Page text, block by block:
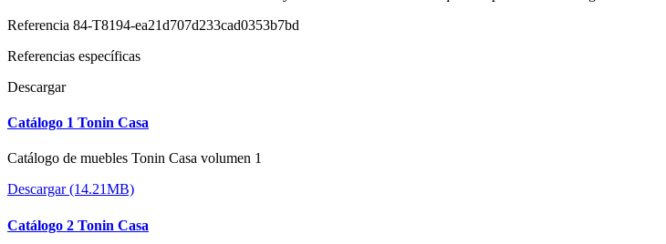
Referencia 84-T8194-ea21d707d233cad0353b7bd
Referencias específicas
Descargar
Catálogo 1 Tonin Casa
Catálogo de muebles Tonin Casa volumen 1
Descargar (14.21MB)
Catálogo 2 Tonin Casa